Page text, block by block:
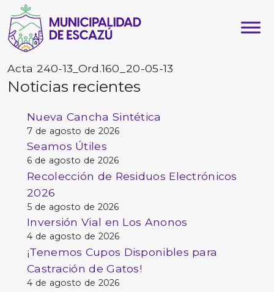
Acta 240-13_Ord.160_20-05-13
Noticias recientes
Nueva Cancha Sintética
7 de agosto de 2026
Seamos Útiles
6 de agosto de 2026
Recolección de Residuos Electrónicos
2026
5 de agosto de 2026
Inversión Vial en Los Anonos
4 de agosto de 2026
¡Tenemos Cupos Disponibles para
Castración de Gatos!
4 de agosto de 2026